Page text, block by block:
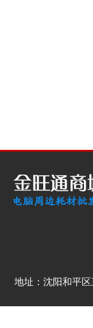
地址：沈阳和平区